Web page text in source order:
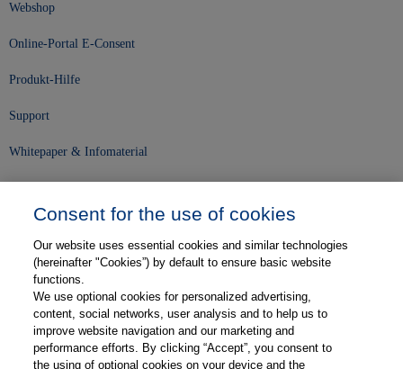
Webshop
Online-Portal E-Consent
Produkt-Hilfe
Support
Whitepaper & Infomaterial
Karriere
Kontakt
Web-Semniare
Consent for the use of cookies
Our website uses essential cookies and similar technologies
(hereinafter "Cookies”) by default to ensure basic website
functions.
We use optional cookies for personalized advertising,
content, social networks, user analysis and to help us to
improve website navigation and our marketing and
performance efforts. By clicking “Accept”, you consent to
the using of optional cookies on your device and the